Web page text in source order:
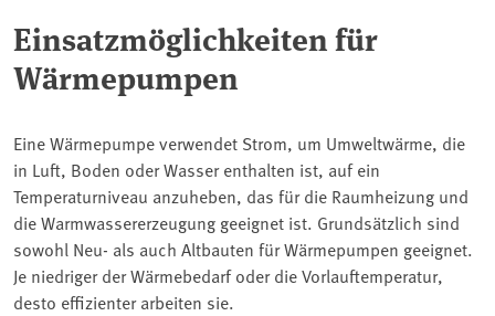
Einsatzmöglichkeiten für
Wärmepumpen
Eine Wärmepumpe verwendet Strom, um Umweltwärme, die
in Luft, Boden oder Wasser enthalten ist, auf ein
Temperaturniveau anzuheben, das für die Raumheizung und
die Warmwassererzeugung geeignet ist. Grundsätzlich sind
sowohl Neu- als auch Altbauten für Wärmepumpen geeignet.
Je niedriger der Wärmebedarf oder die Vorlauftemperatur,
desto effizienter arbeiten sie.